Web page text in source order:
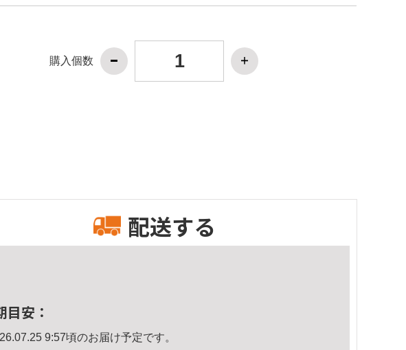
購入個数
配送する
目安：
9:57頃のお届け予定です。